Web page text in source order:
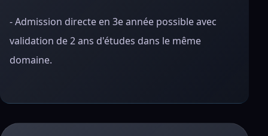
- Admission directe en 3e année possible avec
validation de 2 ans d'études dans le même
domaine.